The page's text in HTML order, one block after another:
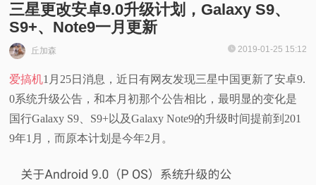
首
页
快
三星更改安卓9.0升级计划，Galaxy S9、
S9+、Note9一月更新
丘加森 2019-01-25 15:12
爱搞机1月25日消息，近日有网友发现三星中国更新了安卓9.
0系统升级公告，和本月初那个公告相比，最明显的变化是
国行Galaxy S9、S9+以及Galaxy Note9的升级时间提前到201
9年1月，而原本计划是今年2月。